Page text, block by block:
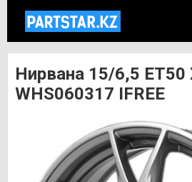
Нирвана 15/6,5 ET50
WHS060317 IFREE